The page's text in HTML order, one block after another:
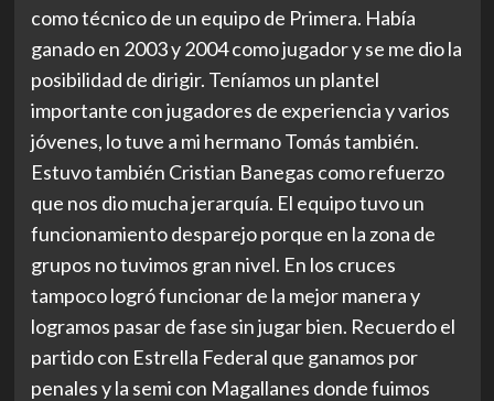
como técnico de un equipo de Primera. Había
ganado en 2003 y 2004 como jugador y se me dio la
posibilidad de dirigir. Teníamos un plantel
importante con jugadores de experiencia y varios
jóvenes, lo tuve a mi hermano Tomás también.
Estuvo también Cristian Banegas como refuerzo
que nos dio mucha jerarquía. El equipo tuvo un
funcionamiento desparejo porque en la zona de
grupos no tuvimos gran nivel. En los cruces
tampoco logró funcionar de la mejor manera y
logramos pasar de fase sin jugar bien. Recuerdo el
partido con Estrella Federal que ganamos por
penales y la semi con Magallanes donde fuimos